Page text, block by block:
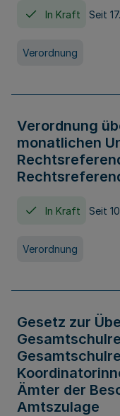
In Kraft Seit
Verordnung
Verordnung
monatlichen
In Kraft Seit
Verordnung
Gesetz zur
Ämter der
Amtszulage